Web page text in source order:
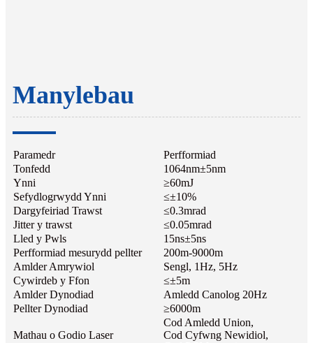
Manylebau
Paramedr
Perfformiad
Tonfedd
1064nm±5nm
Ynni
≥60mJ
Sefydlogrwydd Ynni
≤±10%
Dargyfeiriad Trawst
≤0.3mrad
Jitter y trawst
≤0.05mrad
Lled y Pwls
15ns±5ns
Perfformiad mesurydd pellter
200m-9000m
Amlder Amrywiol
Sengl, 1Hz, 5Hz
Cywirdeb y Ffon
≤±5m
Amlder Dynodiad
Amledd Canolog 20Hz
Pellter Dynodiad
≥6000m
Mathau o Godio Laser
Cod Amledd Union,
Cod Cyfwng Newidiol,